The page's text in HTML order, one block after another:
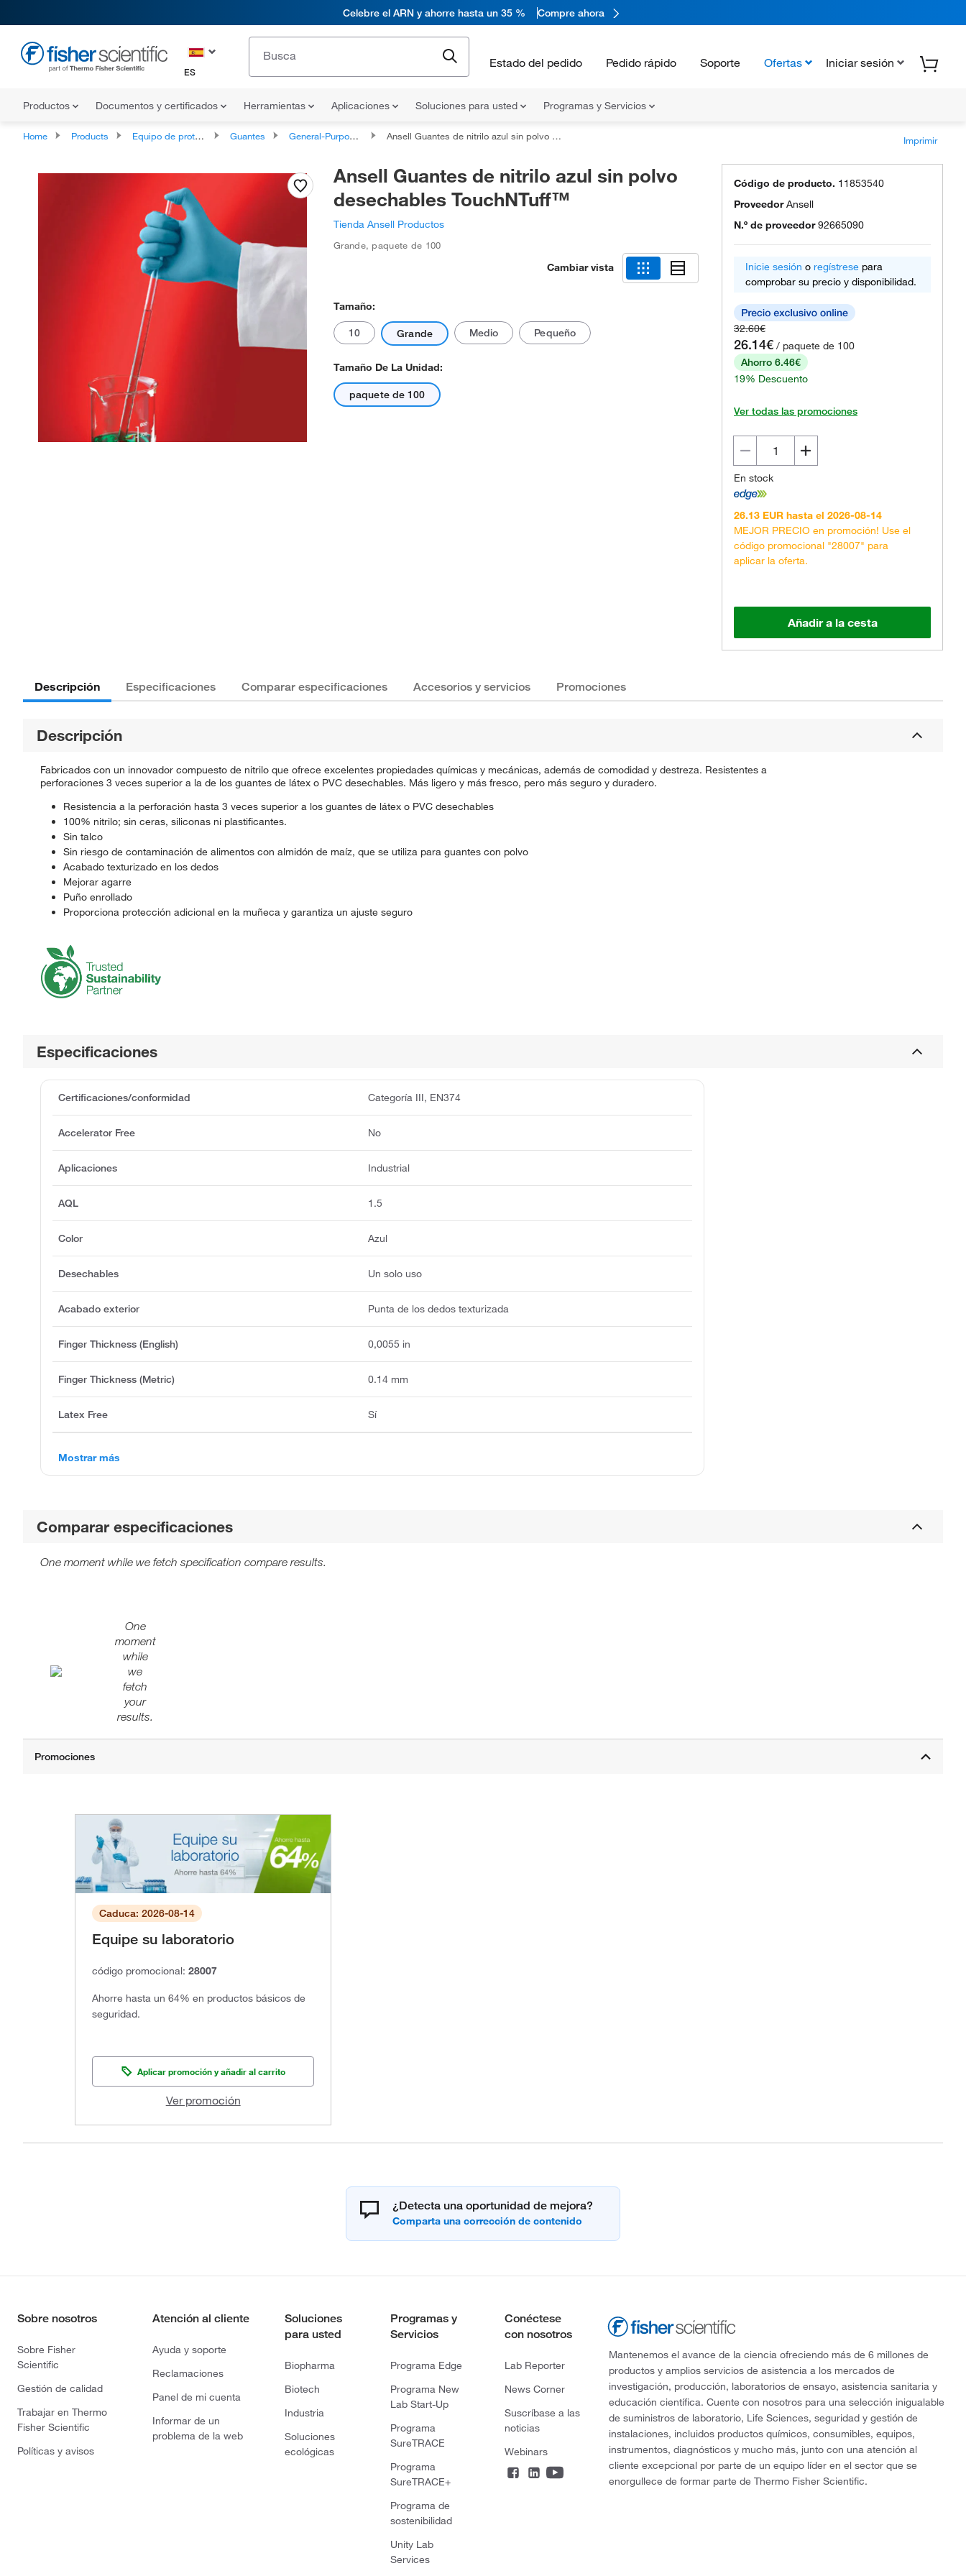
Celebre el ARN y ahorre hasta un 35 % Compre ahora
ES
Estado del pedido Pedido rápido Soporte Ofertas Iniciar sesión
Productos Documentos y certificados Herramientas Aplicaciones Soluciones para usted Programas y Servicios
Home Products Equipo de protección individual Guantes General-Purpose Industrial Gloves Ansell Guantes de nitrilo azul sin polvo desechables TouchNTuff™ Imprimir
Ansell Guantes de nitrilo azul sin polvo
desechables TouchNTuff™
Tienda Ansell Productos
Grande, paquete de 100
Cambiar vista
Tamaño:
10 Grande Medio Pequeño
Tamaño De La Unidad:
paquete de 100
Código de producto. 11853540
ProveedorAnsell
N.º de proveedor 92665090
Inicie sesión o regístrese para
comprobar su precio y disponibilidad.
32.60€
26.14€ / paquete de 100
Ahorro 6.46€
19% Descuento
Ver todas las promociones
En stock
26.13 EUR hasta el 2026-08-14
MEJOR PRECIO en promoción! Use el
código promocional "28007" para
aplicar la oferta.
Añadir a la cesta
Descripción Especificaciones Comparar especificaciones Accesorios y servicios Promociones
Descripción
Fabricados con un innovador compuesto de nitrilo que ofrece excelentes propiedades químicas y mecánicas, además de comodidad y destreza. Resistentes a
perforaciones 3 veces superior a la de los guantes de látex o PVC desechables. Más ligero y más fresco, pero más seguro y duradero.
Resistencia a la perforación hasta 3 veces superior a los guantes de látex o PVC desechables
100% nitrilo; sin ceras, siliconas ni plastificantes.
Sin talco
Sin riesgo de contaminación de alimentos con almidón de maíz, que se utiliza para guantes con polvo
Acabado texturizado en los dedos
Mejorar agarre
Puño enrollado
Proporciona protección adicional en la muñeca y garantiza un ajuste seguro
Especificaciones
Certificaciones/conformidad Categoría III, EN374
Accelerator Free No
Aplicaciones Industrial
AQL 1.5
Color Azul
Desechables Un solo uso
Acabado exterior Punta de los dedos texturizada
Finger Thickness (English) 0,0055 in
Finger Thickness (Metric) 0.14 mm
Latex Free Sí
Mostrar más
Comparar especificaciones
One moment while we fetch specification compare results.
One
moment
while
we
fetch
your
results.
Caduca: 2026-08-14
Equipe su laboratorio
código promocional: 28007
Ahorre hasta un 64% en productos básicos de
seguridad.
Aplicar promoción y añadir al carrito
Ver promoción
¿Detecta una oportunidad de mejora?
Sobre nosotros
Sobre Fisher
Scientific
Gestión de calidad
Trabajar en Thermo
Fisher Scientific
Políticas y avisos
Atención al cliente
Ayuda y soporte
Reclamaciones
Panel de mi cuenta
Informar de un
problema de la web
Soluciones
para usted
Biopharma
Biotech
Industria
Soluciones
ecológicas
Programas y
Servicios
Programa Edge
Programa New
Lab Start-Up
Programa
SureTRACE
Programa
SureTRACE+
Programa de
sostenibilidad
Unity Lab
Services
Conéctese
con nosotros
Lab Reporter
News Corner
Suscríbase a las
noticias
Webinars
Mantenemos el avance de la ciencia ofreciendo más de 6 millones de
productos y amplios servicios de asistencia a los mercados de
investigación, producción, laboratorios de ensayo, asistencia sanitaria y
educación científica. Cuente con nosotros para una selección inigualable
de suministros de laboratorio, Life Sciences, seguridad y gestión de
instalaciones, incluidos productos químicos, consumibles, equipos,
instrumentos, diagnósticos y mucho más, junto con una atención al
cliente excepcional por parte de un equipo líder en el sector que se
enorgullece de formar parte de Thermo Fisher Scientific.